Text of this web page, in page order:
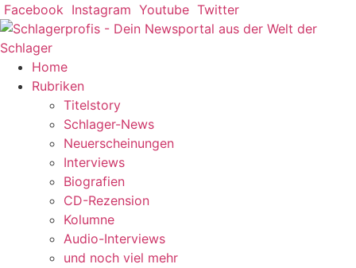
Zum
Inhalt
springen
Facebook Instagram Youtube Twitter
Home
Rubriken
Titelstory
Schlager-News
Neuerscheinungen
Interviews
Biografien
CD-Rezension
Kolumne
Audio-Interviews
und noch viel mehr